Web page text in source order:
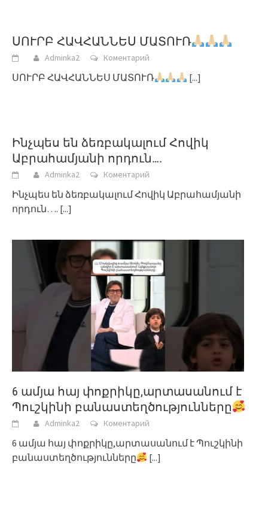
ՍՈՒՐԲ ՀԱՎՀԱՆՆԵՍ ՄԱՏՈՒՌ
Adminka2 Коментарий
ՍՈՒՐԲ ՀԱՎՀԱՆՆԵՍ ՄԱՏՈՒՌ [...]
Ինչպես են ձեռբակալում Հովիկ
Աբրահամյանի որդուն….
Adminka2 Коментарий
Ինչպես են ձեռբակալում Հովիկ Աբրահամյանի
որդուն…. [...]
6 ամյա հայ փոքրիկը,արտասանում է
Պուշկինի բանաստեղծությունները
Adminka2 Коментарий
6 ամյա հայ փոքրիկը,արտասանում է Պուշկինի
բանաստեղծությունները
[...]